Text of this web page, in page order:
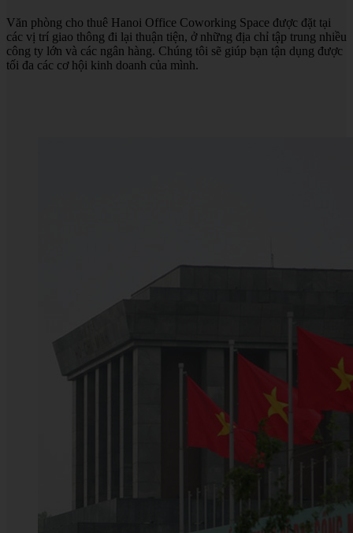
Văn phòng cho thuê Hanoi Office Coworking Space được đặt tại
các vị trí giao thông đi lại thuận tiện, ở những địa chỉ tập trung nhiều
công ty lớn và các ngân hàng. Chúng tôi sẽ giúp bạn tận dụng được
tối đa các cơ hội kinh doanh của mình.